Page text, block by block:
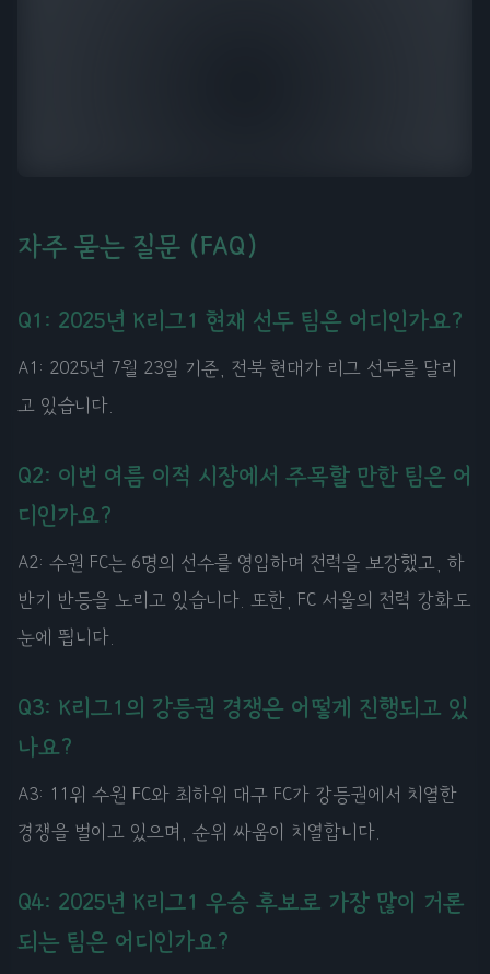
자주 묻는 질문 (FAQ)
Q1: 2025년 K리그1 현재 선두 팀은 어디인가요?
A1: 2025년 7월 23일 기준, 전북 현대가 리그 선두를 달리
고 있습니다.
Q2: 이번 여름 이적 시장에서 주목할 만한 팀은 어
디인가요?
A2: 수원 FC는 6명의 선수를 영입하며 전력을 보강했고, 하
반기 반등을 노리고 있습니다. 또한, FC 서울의 전력 강화도
눈에 띕니다.
Q3: K리그1의 강등권 경쟁은 어떻게 진행되고 있
나요?
A3: 11위 수원 FC와 최하위 대구 FC가 강등권에서 치열한
경쟁을 벌이고 있으며, 순위 싸움이 치열합니다.
Q4: 2025년 K리그1 우승 후보로 가장 많이 거론
되는 팀은 어디인가요?